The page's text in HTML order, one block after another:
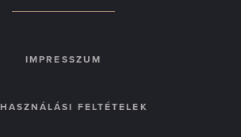
IMPRESSZUM
FELTÉTELEK